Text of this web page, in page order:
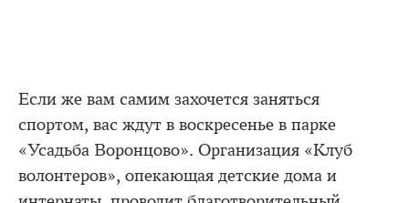
Если же вам самим захочется заняться
спортом, вас ждут в воскресенье в парке
«Усадьба Воронцово». Организация «Клуб
волонтеров», опекающая детские дома и